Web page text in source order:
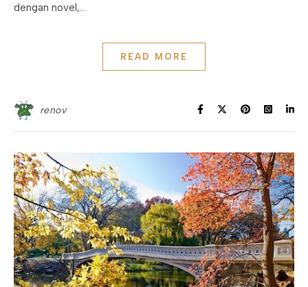
dengan novel,…
READ MORE
renov